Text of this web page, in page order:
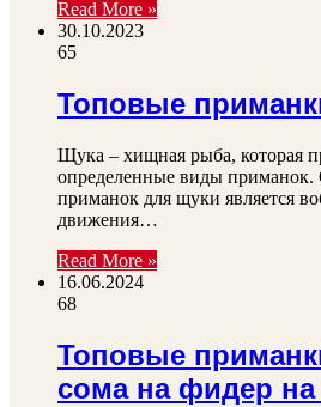
Read More »
30.10.2023
65
Топовые
Щука – хищная рыба, которая
определенные виды
приманок для щуки является
движения…
Read More »
16.06.2024
68
Топовые
сома на фидер на